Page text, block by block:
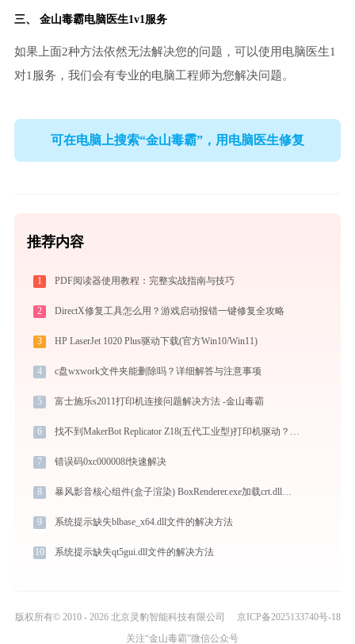
三、 金山毒霸电脑医生1v1服务
如果上面2种方法依然无法解决您的问题，可以使用电脑医生1
对1服务，我们会有专业的电脑工程师为您解决问题。
可在电脑上搜索“金山毒霸”，用电脑医生修复
推荐内容
1 PDF阅读器使用教程：完整实战指南与技巧
2 DirectX修复工具怎么用？游戏启动报错一键修复全攻略
3 HP LaserJet 1020 Plus驱动下载(官方Win10/Win11)
4 c盘wxwork文件夹能删除吗？详细解答与注意事项
5 富士施乐s2011打印机连接问题解决方法 -金山毒霸
6 找不到MakerBot Replicator Z18(五代工业型)打印机驱动？这篇全面下载安装指南帮到你
7 错误码0xc000008f快速解决
8 暴风影音核心组件(盒子渲染) BoxRenderer.exe加载crt.dll文件丢失处理办法
9 系统提示缺失blbase_x64.dll文件的解决方法
10 系统提示缺失qt5gui.dll文件的解决方法
版权所有© 2010 - 2026 北京灵豹智能科技有限公司
京ICP备2025133740号-18
关注“金山毒霸”微信公众号